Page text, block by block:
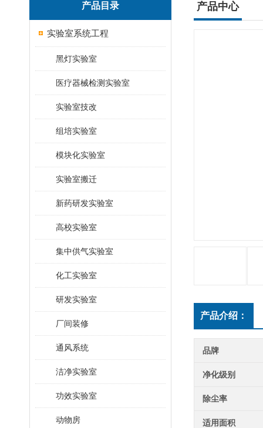
产品目录
实验室系统工程
黑灯实验室
医疗器械检测实验室
实验室技改
组培实验室
模块化实验室
实验室搬迁
新药研发实验室
高校实验室
集中供气实验室
化工实验室
研发实验室
厂间装修
通风系统
洁净实验室
功效实验室
动物房
产品中心
产品介绍：
品牌
净化级别
除尘率
适用面积